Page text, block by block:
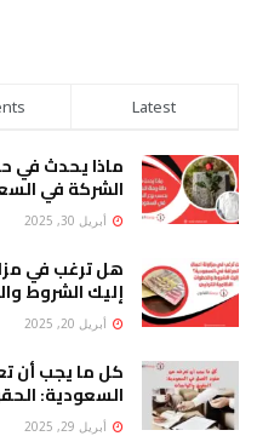
Latest
ماذا يحدث في
الشركة في
أبريل 30, 2025
هل ترغب في
إليك الشروط
أبريل 20, 2025
كل ما يجب أن
السعودية:
أبريل 29, 2025